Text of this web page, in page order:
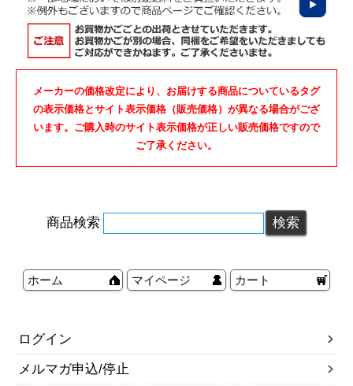
メーカーの価格改定により、お届けする商品についているタグ
の表示価格とサイト表示価格（販売価格）が異なる場合がござ
います。ご購入時のサイト表示価格が正しい販売価格ですので
ご了承ください。
商品検索
ホーム マイページ カート
ログイン
メルマガ申込/停止